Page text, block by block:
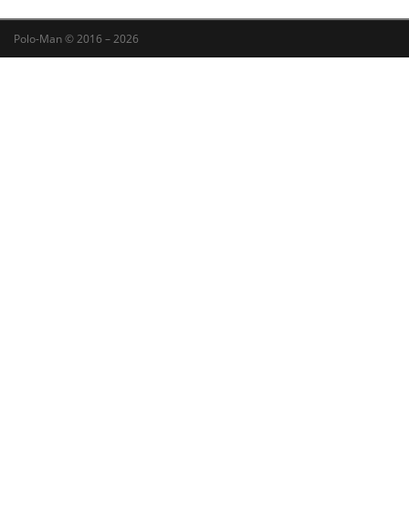
Polo-Man © 2016 – 2026